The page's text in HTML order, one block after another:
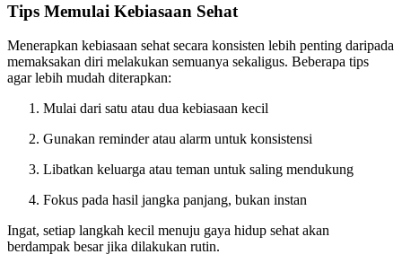
Tips Memulai Kebiasaan Sehat
Menerapkan kebiasaan sehat secara konsisten lebih penting daripada
memaksakan diri melakukan semuanya sekaligus. Beberapa tips
agar lebih mudah diterapkan:
Mulai dari satu atau dua kebiasaan kecil
Gunakan reminder atau alarm untuk konsistensi
Libatkan keluarga atau teman untuk saling mendukung
Fokus pada hasil jangka panjang, bukan instan
Ingat, setiap langkah kecil menuju gaya hidup sehat akan
berdampak besar jika dilakukan rutin.